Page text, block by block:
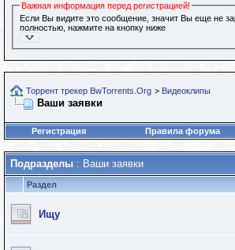
Важная информация перед регистрацией!
Если Вы видите это сообщение, значит Вы еще не
полностью, нажмите на кнопку ниже
Торрент трекер BwTorrents.Org > Видеоклипы
Ваши заявки
Регистрация Правила форума
Подразделы : Ваши заявки
Раздел
Ищу